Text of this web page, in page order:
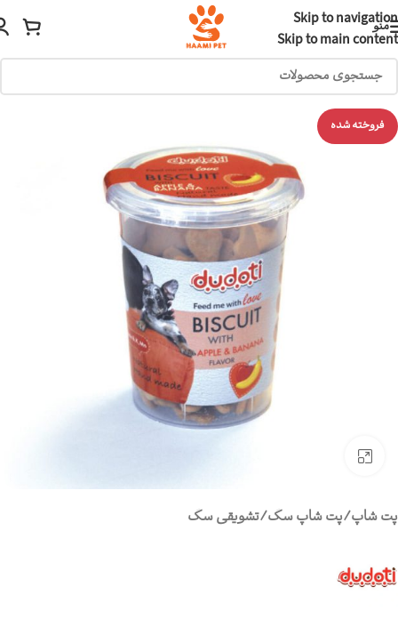
Skip to navigation
Skip to main content
منو
فروخته شده
پت شاپ/پت شاپ سگ/تشویقی سگ